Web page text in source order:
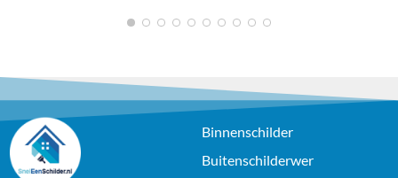
1 2 3 4 5 6 7 8 9 10
Binnenschilder
Buitenschilderwer